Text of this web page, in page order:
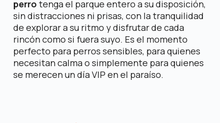
perro tenga el parque entero a su disposición,
sin distracciones ni prisas, con la tranquilidad
de explorar a su ritmo y disfrutar de cada
rincón como si fuera suyo. Es el momento
perfecto para perros sensibles, para quienes
necesitan calma o simplemente para quienes
se merecen un día VIP en el paraíso.